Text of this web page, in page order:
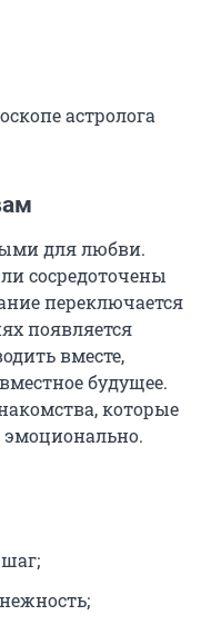
астролога
для любви.
сосредоточены
переключается
появляется
вместе,
будущее.
которые